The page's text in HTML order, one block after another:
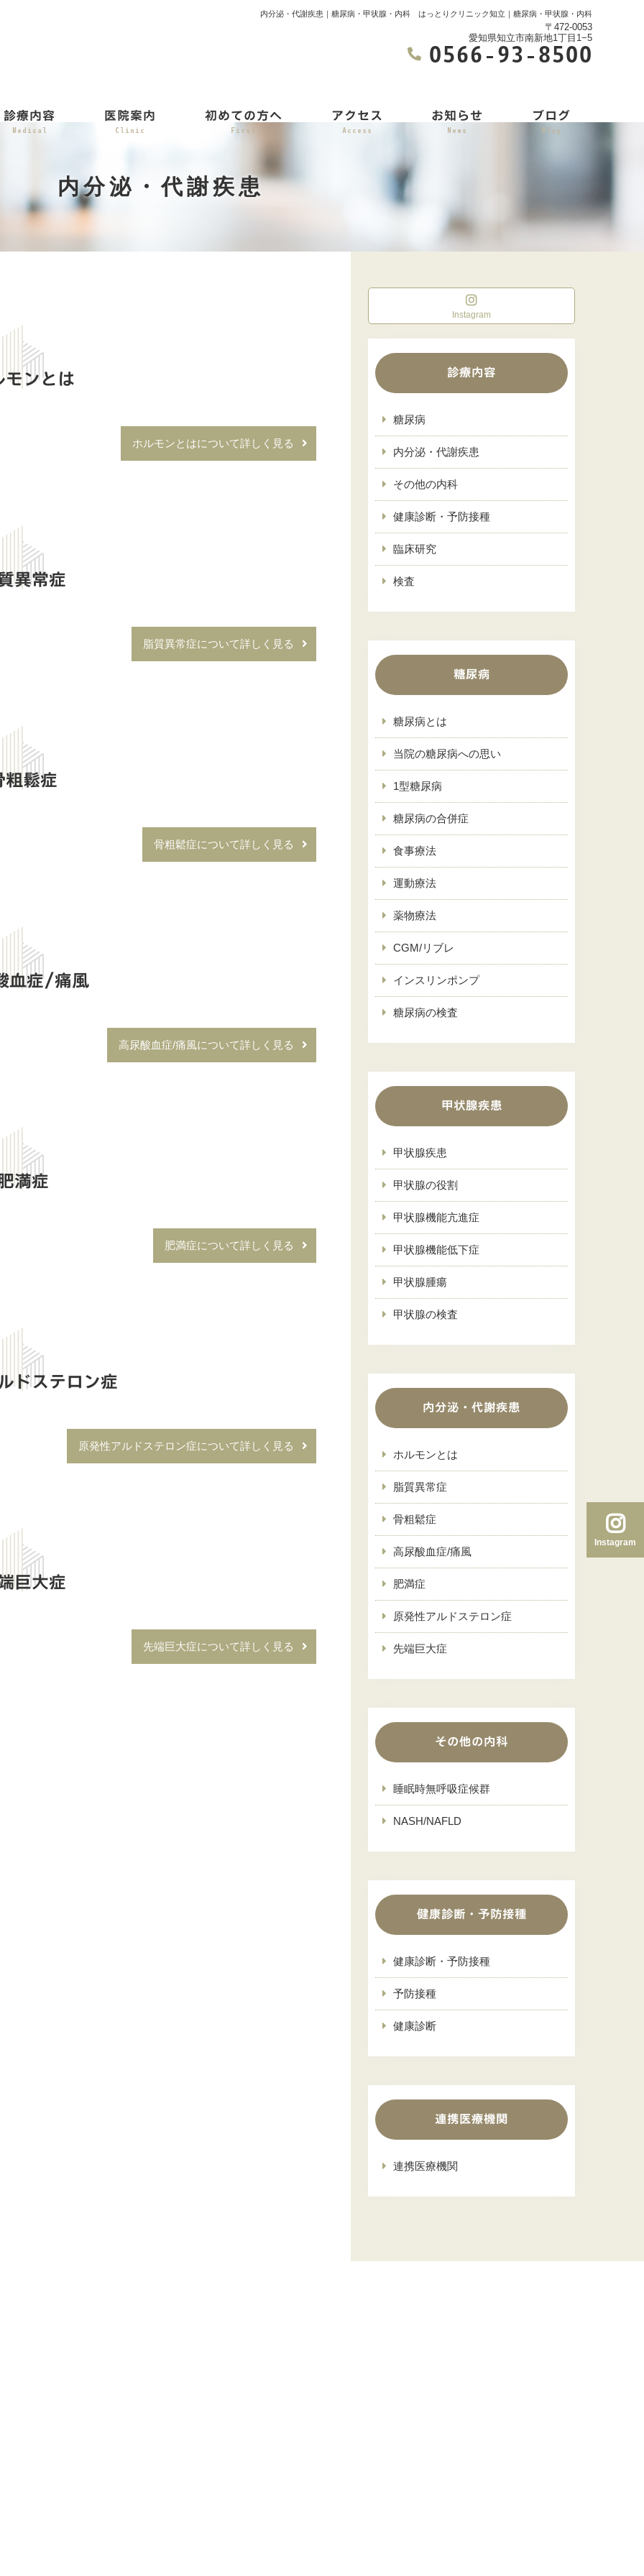
内分泌・代謝疾患｜糖尿病・甲状腺・内科 はっとりクリニック知立｜糖尿病・甲状腺・内科
〒472-0053
愛知県知立市南新地1丁目1−5
0566-93-8500
Instagram
診療内容
Medical
医院案内
Clinic
初めての方へ
First
アクセス
Access
お知らせ
News
ブログ
Blog
内分泌・代謝疾患
モンとは
ホルモンとはについて詳しく見る
異常症
脂質異常症について詳しく見る
粗鬆症
骨粗鬆症について詳しく見る
血症/痛風
高尿酸血症/痛風について詳しく見る
満症
肥満症について詳しく見る
ドステロン症
原発性アルドステロン症について詳しく見る
巨大症
先端巨大症について詳しく見る
Instagram
診療内容
糖尿病
内分泌・代謝疾患
その他の内科
健康診断・予防接種
臨床研究
検査
糖尿病
糖尿病とは
当院の糖尿病への思い
1型糖尿病
糖尿病の合併症
食事療法
運動療法
薬物療法
CGM/リブレ
インスリンポンプ
糖尿病の検査
甲状腺疾患
甲状腺疾患
甲状腺の役割
甲状腺機能亢進症
甲状腺機能低下症
甲状腺腫瘍
甲状腺の検査
内分泌・代謝疾患
ホルモンとは
脂質異常症
骨粗鬆症
高尿酸血症/痛風
肥満症
原発性アルドステロン症
先端巨大症
その他の内科
睡眠時無呼吸症候群
NASH/NAFLD
健康診断・予防接種
健康診断・予防接種
予防接種
健康診断
連携医療機関
連携医療機関